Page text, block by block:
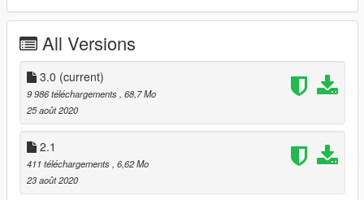
All Versions
3.0 (current)
9 986 téléchargements , 68,7 Mo
25 août 2020
2.1
411 téléchargements , 6,62 Mo
23 août 2020